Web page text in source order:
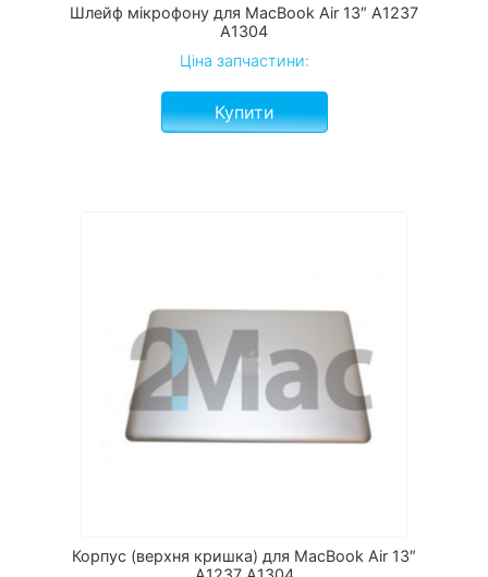
Шлейф мікрофону для MacBook Air 13″ A1237
A1304
Ціна запчастини:
Купити
Корпус (верхня кришка) для MacBook Air 13″